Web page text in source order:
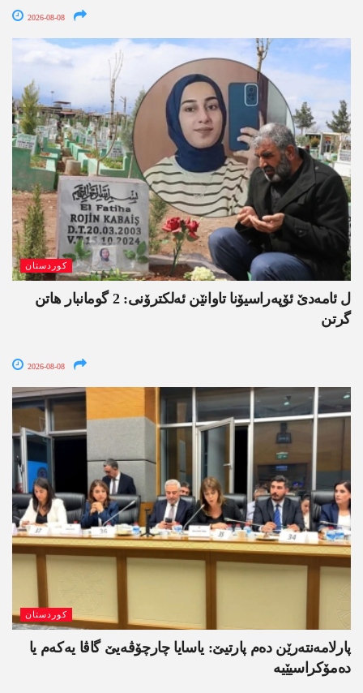
2026-08-08
کوردستان
ل ئامەدێ ئۆپەراسیۆنا تاوانێن ئەلکترۆنی: 2 گومانبار ھاتن
گرتن
2026-08-08
کوردستان
پارلامەنتەرێن دەم پارتیێ: یاسایا چارچۆڤەیێ گاڤا یەکەم یا
دەمۆکراسیێیە